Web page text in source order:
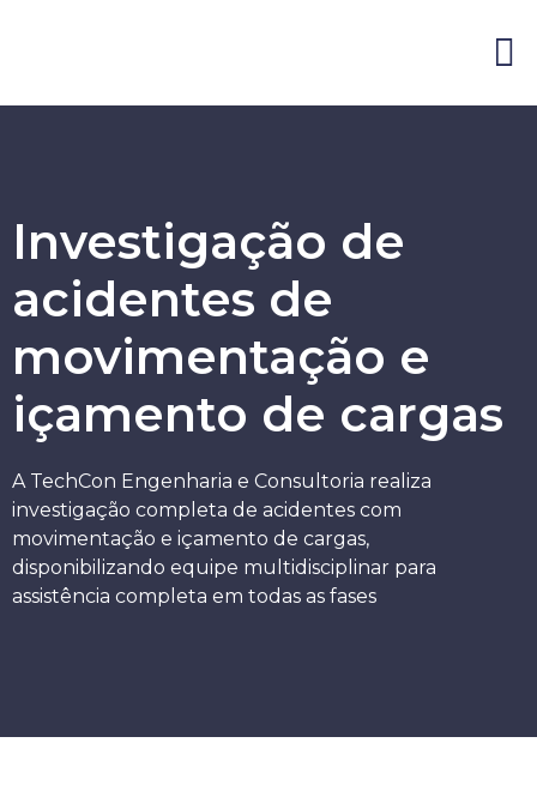
Investigação de
acidentes de
movimentação e
içamento de cargas
A TechCon Engenharia e Consultoria realiza
investigação completa de acidentes com
movimentação e içamento de cargas,
disponibilizando equipe multidisciplinar para
assistência completa em todas as fases